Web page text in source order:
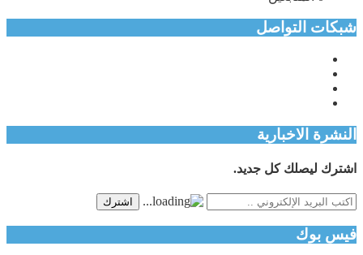
شبكات التواصل
النشرة الاخبارية
اشترك ليصلك كل جديد.
اشترك
فيس بوك